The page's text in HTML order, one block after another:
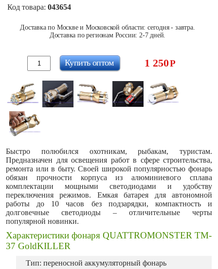
Код товара: 043654
Доставка по Москве и Московской области: сегодня - завтра.
Доставка по регионам России: 2-7 дней.
1 250Р
Купить оптом
Быстро полюбился охотникам, рыбакам, туристам.
Предназначен для освещения работ в сфере строительства,
ремонта или в быту. Своей широкой популярностью фонарь
обязан прочности корпуса из алюминиевого сплава
комплектации мощными светодиодами и удобству
переключения режимов. Емкая батарея для автономной
работы до 10 часов без подзарядки, компактность и
долговечные светодиоды – отличительные черты
популярной новинки.
Характеристики фонаря QUATTROMONSTER TM-
37 GoldKILLER
Тип: переносной аккумуляторный фонарь